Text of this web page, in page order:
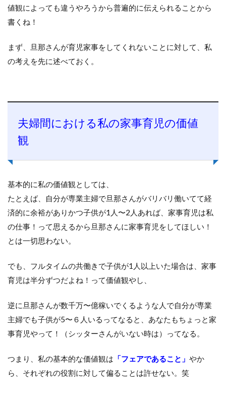
値観によっても違うやろうから普遍的に伝えられることから
書くね！
まず、旦那さんが育児家事をしてくれないことに対して、私
の考えを先に述べておく。
夫婦間における私の家事育児の価値
観
基本的に私の価値観としては、
たとえば、自分が専業主婦で旦那さんがバリバリ働いてて経
済的に余裕がありかつ子供が1人〜2人あれば、家事育児は私
の仕事！って思えるから旦那さんに家事育児をしてほしい！
とは一切思わない。
でも、フルタイムの共働きで子供が1人以上いた場合は、家事
育児は半分ずつだよね！って価値観やし、
逆に旦那さんが数千万〜億稼いでくるような人で自分が専業
主婦でも子供が5〜６人いるってなると、あなたもちょっと家
事育児やって！（シッターさんがいない時は）ってなる。
つまり、私の基本的な価値観は 「フェアであること」 やか
ら、それぞれの役割に対して偏ることは許せない。笑